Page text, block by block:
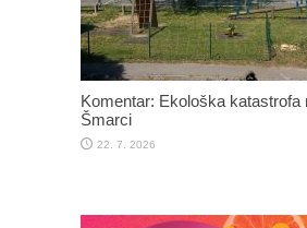
Komentar: Ekološka katastrofa
Šmarci
22. 7. 2026